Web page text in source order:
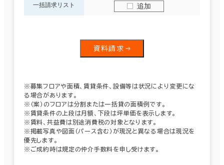
一括請求リスト 追加
資料請求
※募集フロアや面積、賃貸条件、設備等は状況により変更にな
る場合があります。
※（案）のフロアは分割または一括貸の面積例です。
※賃貸条件の上段は月額、下段は坪単価を表示します。
※賃料、共益費は別途消費税の対象となります。
※掲載写真や図面（パース含む）が現況と異なる場合は現況を
優先します。
※ご成約時は規定の仲介手数料を申し受けます。